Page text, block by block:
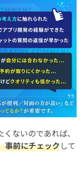
ないのであれば、
事前にチェックして